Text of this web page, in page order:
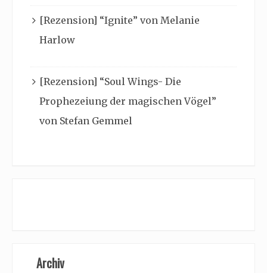
[Rezension] “Ignite” von Melanie
Harlow
[Rezension] “Soul Wings- Die
Prophezeiung der magischen Vögel”
von Stefan Gemmel
Archiv